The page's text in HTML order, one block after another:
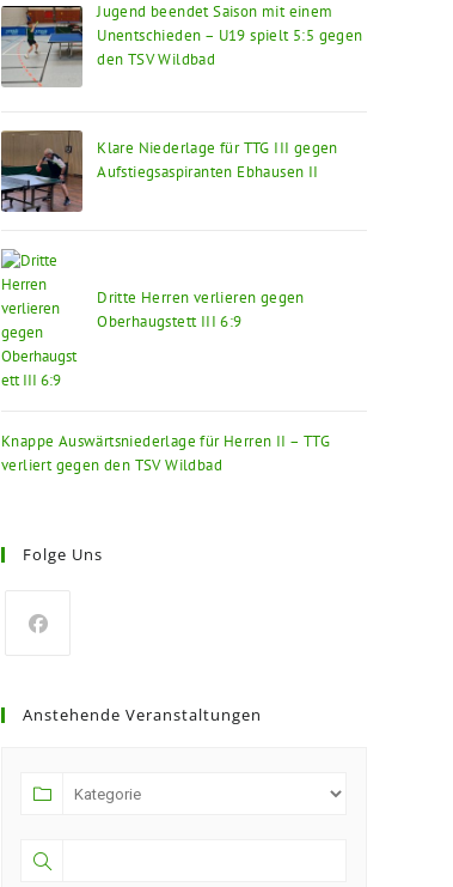
Jugend beendet Saison mit einem
Unentschieden – U19 spielt 5:5 gegen
den TSV Wildbad
Klare Niederlage für TTG III gegen
Aufstiegsaspiranten Ebhausen II
Dritte Herren verlieren gegen
Oberhaugstett III 6:9
Knappe Auswärtsniederlage für Herren II – TTG
verliert gegen den TSV Wildbad
Folge Uns
Anstehende Veranstaltungen